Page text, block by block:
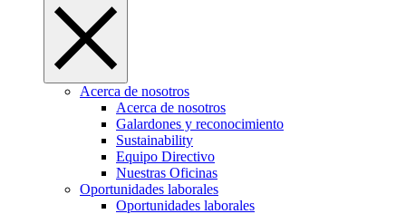
Acerca de nosotros
Acerca de nosotros
Galardones y reconocimiento
Sustainability
Equipo Directivo
Nuestras Oficinas
Oportunidades laborales
Oportunidades laborales